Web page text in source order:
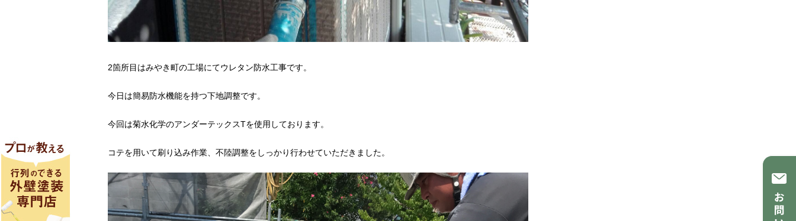
2箇所目はみやき町の工場にてウレタン防水工事です。
今日は簡易防水機能を持つ下地調整です。
今回は菊水化学のアンダーテックスTを使用しております。
コテを用いて刷り込み作業、不陸調整をしっかり行わせていただきました。